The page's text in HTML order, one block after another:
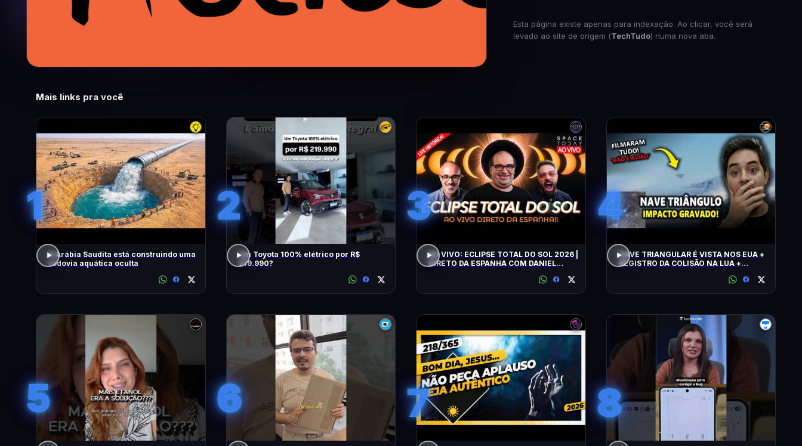
Esta página existe apenas para indexação. Ao clicar, você será
levado ao site de origem (TechTudo) numa nova aba.
Mais links pra você
1
A Arábia Saudita está construindo uma
rodovia aquática oculta
2
Um Toyota 100% elétrico por R$
219.990?
3
AO VIVO: ECLIPSE TOTAL DO SOL 2026 |
DIRETO DA ESPANHA COM DANIEL
4
NAVE TRIANGULAR É VISTA NOS EUA +
REGISTRO DA COLISÃO NA LUA +
5 6 7 8